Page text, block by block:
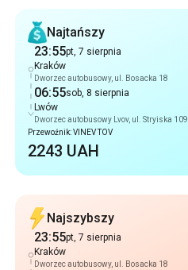
Najtańszy
23:55pt, 7 sierpnia
Kraków
Dworzec autobusowy, ul. Bosacka 18
06:55sob, 8 sierpnia
Lwów
Dworzec autobusowy Lvov, ul. Stryiska 109
Przewoźnik: VINEV TOV
2243 UAH
Najszybszy
23:55pt, 7 sierpnia
Kraków
Dworzec autobusowy, ul. Bosacka 18